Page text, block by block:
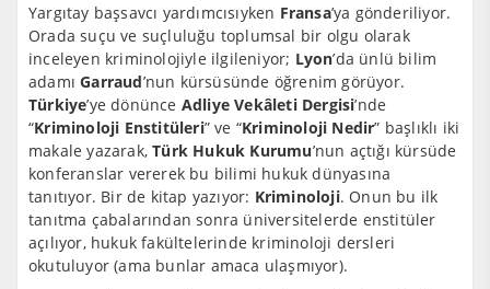
Yargıtay başsavcı yardımcısıyken Fransa’ya gönderiliyor.
Orada suçu ve suçluluğu toplumsal bir olgu olarak
inceleyen kriminolojiyle ilgileniyor; Lyon’da ünlü bilim
adamıGarraud’nun kürsüsünde öğrenim görüyor.
Türkiye’ye dönünce Adliye Vekâleti Dergisi’nde
“Kriminoloji Enstitüleri” ve “Kriminoloji Nedir” başlıklı iki
makale yazarak,Türk Hukuk Kurumu’nun açtığı kürsüde
konferanslar vererek bu bilimi hukuk dünyasına
tanıtıyor. Bir de kitap yazıyor: Kriminoloji. Onun bu ilk
tanıtma çabalarından sonra üniversitelerde enstitüler
açılıyor, hukuk fakültelerinde kriminoloji dersleri
okutuluyor (ama bunlar amaca ulaşmıyor).